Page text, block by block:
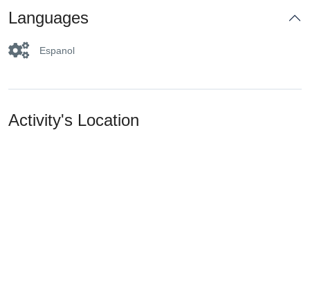
Languages
Espanol
Activity's Location